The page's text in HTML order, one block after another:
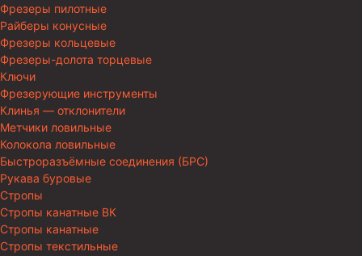
Фрезеры пилотные
Райберы конусные
Фрезеры кольцевые
Фрезеры-долота торцевые
Ключи
Фрезерующие инструменты
Клинья — отклонители
Метчики ловильные
Колокола ловильные
Быстроразъёмные соединения (БРС)
Рукава буровые
Стропы
Стропы канатные ВК
Стропы канатные
Стропы текстильные